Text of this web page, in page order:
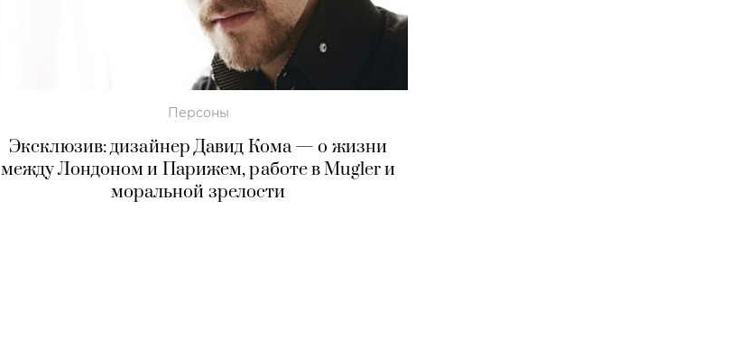
Персоны
Эксклюзив: дизайнер Давид Кома — о жизни
между Лондоном и Парижем, работе в Mugler и
моральной зрелости